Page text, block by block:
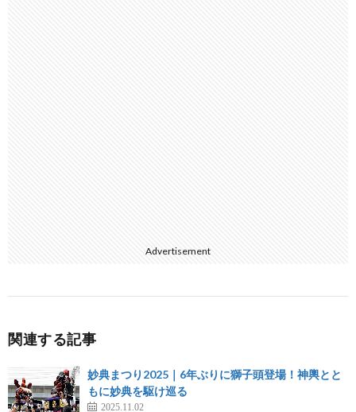
Advertisement
関連する記事
妙典まつり2025｜6年ぶりに獅子頭登場！神輿とと
もに妙典を駆け巡る
2025.11.02